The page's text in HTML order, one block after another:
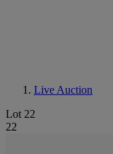
Live Auction
Lot 22
22